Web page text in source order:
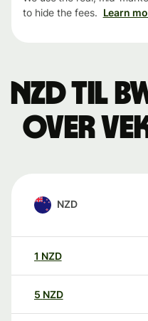
to hide the fees. Learn
NZD til
over
NZD
1 NZD
5 NZD